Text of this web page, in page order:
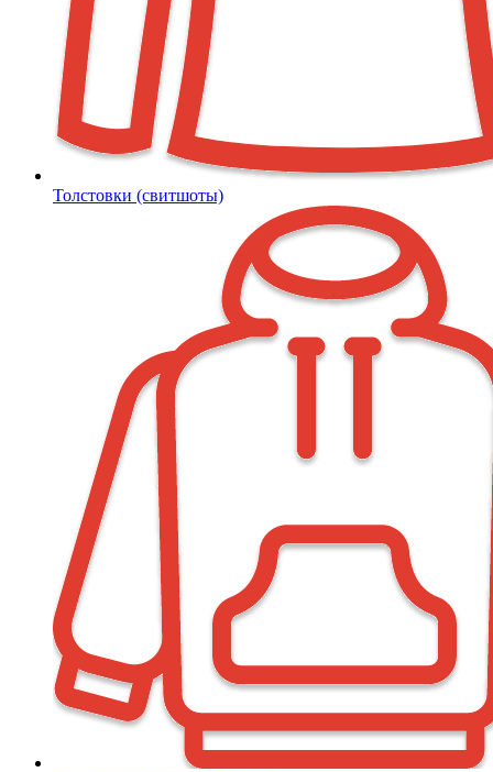
Толстовки (свитшоты)